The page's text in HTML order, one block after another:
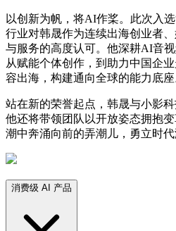
以创新为帆，将AI作桨。此次入
行业对韩晟作为连续出海创业者
与服务的高度认可。他深耕AI音
从赋能个体创作，到助力中国企
容出海，构建通向全球的能力底座
站在新的荣誉起点，韩晟与小影
他还将带领团队以开放姿态拥抱
潮中奔涌向前的弄潮儿，勇立时代
消费级 AI 产品